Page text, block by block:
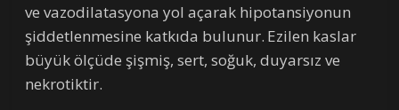
ve vazodilatasyona yol açarak hipotansiyonun
şiddetlenmesine katkıda bulunur. Ezilen kaslar
büyük ölçüde şişmiş, sert, soğuk, duyarsız ve
nekrotiktir.